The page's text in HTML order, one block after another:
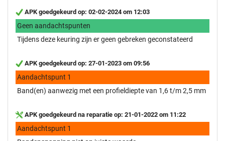
APK goedgekeurd op: 02-02-2024 om 12:03
Geen aandachtspunten
Tijdens deze keuring zijn er geen gebreken geconstateerd
APK goedgekeurd op: 27-01-2023 om 09:56
Aandachtspunt 1
Band(en) aanwezig met een profieldiepte van 1,6 t/m 2,5 mm
APK goedgekeurd na reparatie op: 21-01-2022 om 11:22
Aandachtspunt 1